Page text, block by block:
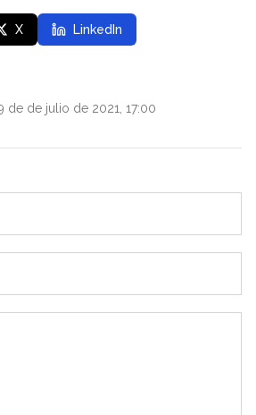
X LinkedIn
de de julio de 2021, 17:00